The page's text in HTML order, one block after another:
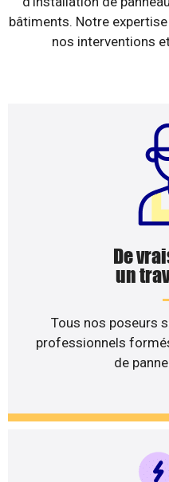
bâtiments. Notre
nos interventions
De
un
Tous nos poseurs
professionnels
de